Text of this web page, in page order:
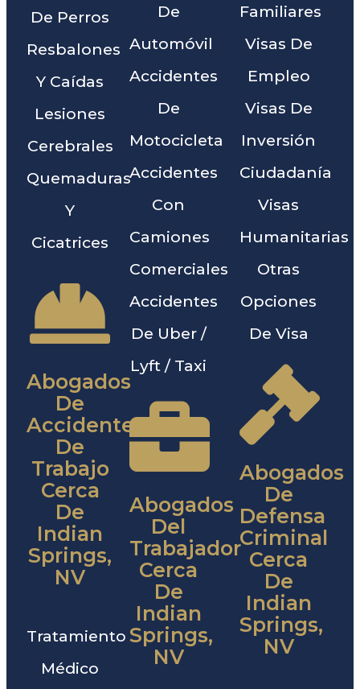
De Perros
Resbalones
Y Caídas
Lesiones
Cerebrales
Quemaduras
Y
Cicatrices
Abogados
De
Accidentes
De
Trabajo
Cerca
De
Indian
Springs,
NV
Tratamiento
Médico
De
Automóvil
Accidentes
De
Motocicleta
Accidentes
Con
Camiones
Comerciales
Accidentes
De Uber /
Lyft / Taxi
Abogados
Del
Trabajador
Cerca
De
Indian
Springs,
NV
Familiares
Visas De
Empleo
Visas De
Inversión
Ciudadanía
Visas
Humanitarias
Otras
Opciones
De Visa
Abogados
De
Defensa
Criminal
Cerca
De
Indian
Springs,
NV